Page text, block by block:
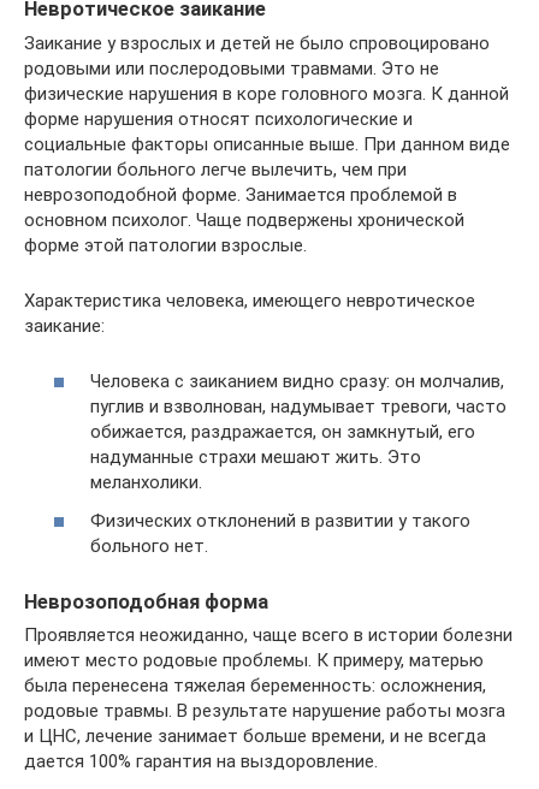
Невротическое заикание
Заикание у взрослых и детей не было спровоцировано
родовыми или послеродовыми травмами. Это не
физические нарушения в коре головного мозга. К данной
форме нарушения относят психологические и
социальные факторы описанные выше. При данном виде
патологии больного легче вылечить, чем при
неврозоподобной форме. Занимается проблемой в
основном психолог. Чаще подвержены хронической
форме этой патологии взрослые.
Характеристика человека, имеющего невротическое
заикание:
Человека с заиканием видно сразу: он молчалив,
пуглив и взволнован, надумывает тревоги, часто
обижается, раздражается, он замкнутый, его
надуманные страхи мешают жить. Это
меланхолики.
Физических отклонений в развитии у такого
больного нет.
Неврозоподобная форма
Проявляется неожиданно, чаще всего в истории болезни
имеют место родовые проблемы. К примеру, матерью
была перенесена тяжелая беременность: осложнения,
родовые травмы. В результате нарушение работы мозга
и ЦНС, лечение занимает больше времени, и не всегда
дается 100% гарантия на выздоровление.